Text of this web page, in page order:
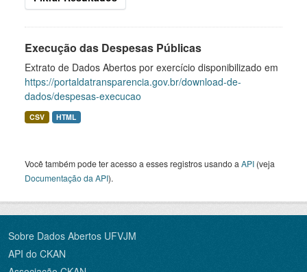
Execução das Despesas Públicas
Extrato de Dados Abertos por exercício disponibilizado em
https://portaldatransparencia.gov.br/download-de-
dados/despesas-execucao
CSV HTML
Você também pode ter acesso a esses registros usando a API (veja
Documentação da API).
Sobre Dados Abertos UFVJM
API do CKAN